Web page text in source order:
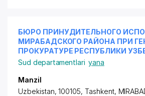
БЮРО ПРИНУДИТЕЛЬНОГО
МИРАБАДСКОГО РАЙОНА ПРИ
ПРОКУРАТУРЕ РЕСПУБЛИКИ
Sud departamentlari yana
Manzil
Uzbekistan, 100105, Tashkent,